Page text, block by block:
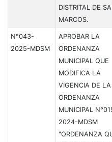
DISTRITAL DE
MARCOS.
N°043-
2025-MDSM
APROBAR LA
ORDENANZA
MUNICIPAL QUE
MODIFICA LA
VIGENCIA DE LA
ORDENANZA
MUNICIPAL
2024-MDSM
"ORDENANZA